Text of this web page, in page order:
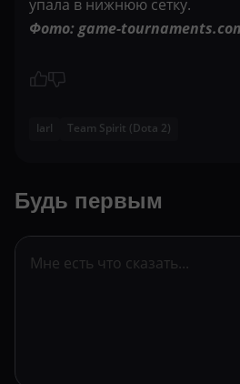
упала в нижнюю сетку.
Фото: game-
larl Team Spirit (Dota 2)
Будь первым